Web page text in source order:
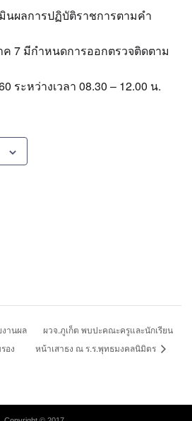
นผลการปฏิบัติราชการตามคำ
7 มีกำหนดการออกตรวจติดตาม
ระหว่างเวลา 08.30 – 12.00 น.
งานผล
อง
ผวจ.ภูเก็ต พบปะคณะครูและนักเรียน
หน้าเสาธง ณ ร.ร.พุทธมงคลนิมิตร